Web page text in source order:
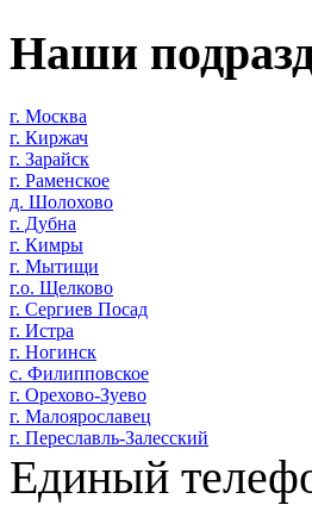
Наши
г. Москва
г. Киржач
г. Зарайск
г. Раменское
д. Шолохово
г. Дубна
г. Кимры
г. Мытищи
г.о. Щелково
г. Сергиев Посад
г. Истра
г. Ногинск
с. Филипповское
г. Орехово-Зуево
г. Малоярославец
г. Переславль-Залесский
Единый